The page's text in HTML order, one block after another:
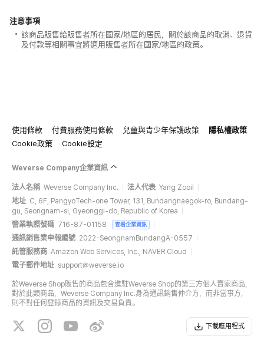
注意事項
該商品販售給販售者所在國家/地區的居民，關於該商品的取消、退貨
及付款等相關事宜將適用販售者所在國家/地區的政策。
使用條款 付費服務使用條款 兒童與青少年保護政策
隱私權政策
Cookie政策
Cookie設定
Weverse Company企業資訊
法人名稱 Weverse Company Inc. 法人代表 Yang Zooil
地址 C, 6F, PangyoTech-one Tower, 131, Bundangnaegok-ro, Bundang-
gu, Seongnam-si, Gyeonggi-do, Republic of Korea
營業執照號碼 716-87-01158 查看企業資訊
通訊銷售業申報編號 2022-SeongnamBundangA-0557
託管服務商 Amazon Web Services, Inc., NAVER Cloud
電子郵件地址 support@weverse.io
於Weverse Shop販售的商品包含進駐Weverse Shop的第三方個人賣家商品，
對於此類商品，Weverse Company Inc.身為通訊銷售仲介方，而非當事方，
則不對任何登錄商品的資訊及交易負責。
下載應用程式